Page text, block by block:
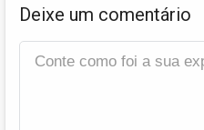
Deixe um comentário